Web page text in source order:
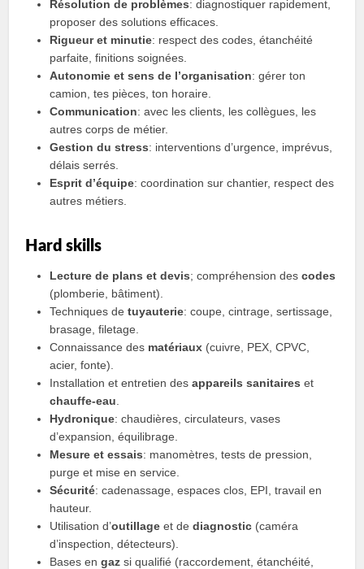
Résolution de problèmes: diagnostiquer rapidement,
proposer des solutions efficaces.
Rigueur et minutie: respect des codes, étanchéité
parfaite, finitions soignées.
Autonomie et sens de l’organisation: gérer ton
camion, tes pièces, ton horaire.
Communication: avec les clients, les collègues, les
autres corps de métier.
Gestion du stress: interventions d’urgence, imprévus,
délais serrés.
Esprit d’équipe: coordination sur chantier, respect des
autres métiers.
Hard skills
Lecture de plans et devis; compréhension descodes
(plomberie, bâtiment).
Techniques detuyauterie: coupe, cintrage, sertissage,
brasage, filetage.
Connaissance des matériaux (cuivre, PEX, CPVC,
acier, fonte).
Installation et entretien desappareils sanitaires et
chauffe-eau
Hydronique: chaudières, circulateurs, vases
d’expansion, équilibrage.
Mesure et essais: manomètres, tests de pression,
purge et mise en service.
Sécurité: cadenassage, espaces clos, EPI, travail en
hauteur.
Utilisation d’outillage et dediagnostic (caméra
d’inspection, détecteurs).
Bases engaz si qualifié (raccordement, étanchéité,